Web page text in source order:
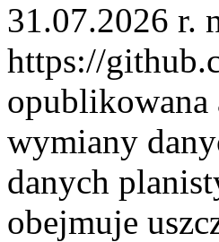
31.07.2026 r.
https://
opublikowana
wymiany
danych
obejmuje